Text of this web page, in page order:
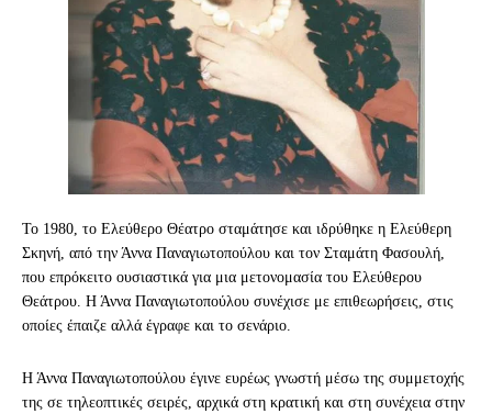
Το 1980, το Ελεύθερο Θέατρο σταμάτησε και ιδρύθηκε η Ελεύθερη
Σκηνή, από την Άννα Παναγιωτοπούλου και τον Σταμάτη Φασουλή,
που επρόκειτο ουσιαστικά για μια μετονομασία του Ελεύθερου
Θεάτρου. Η Άννα Παναγιωτοπούλου συνέχισε με επιθεωρήσεις, στις
οποίες έπαιζε αλλά έγραφε και το σενάριο.
Η Άννα Παναγιωτοπούλου έγινε ευρέως γνωστή μέσω της συμμετοχής
της σε τηλεοπτικές σειρές, αρχικά στη κρατική και στη συνέχεια στην